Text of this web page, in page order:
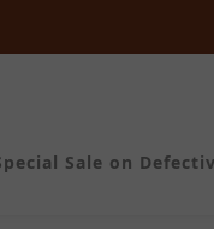
正價  ８  折起
正價  ８  折起
Sale on